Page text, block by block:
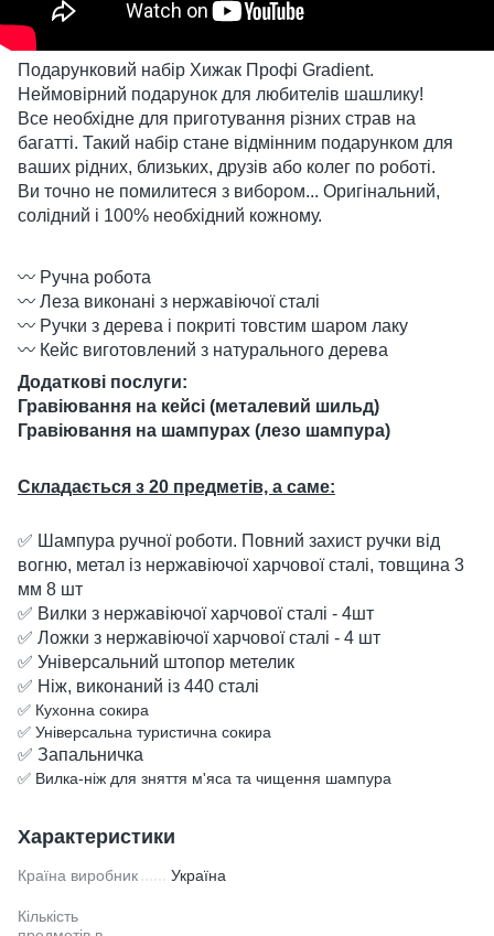
Подарунковий набір Хижак Профі Gradient.
Неймовірний подарунок для любителів шашлику!
Все необхідне для приготування різних страв на
багатті. Такий набір стане відмінним подарунком для
ваших рідних, близьких, друзів або колег по роботі.
Ви точно не помилитеся з вибором... Оригінальний,
солідний і 100% необхідний кожному.
〰️ Ручна робота
〰️ Леза виконані з нержавіючої сталі
〰️ Ручки з дерева і покриті товстим шаром лаку
〰️ Кейс виготовлений з натурального дерева
Додаткові послуги:
Гравіювання на кейсі (металевий шильд)
Гравіювання на шампурах (лезо шампура)
Складається з 20 предметів, а саме:
✅ Шампура ручної роботи. Повний захист ручки від
вогню, метал із нержавіючої харчової сталі, товщина 3
мм 8 шт
✅ Вилки з нержавіючої харчової сталі - 4шт
✅ Ложки з нержавіючої харчової сталі - 4 шт
✅ Універсальний штопор метелик
✅ Ніж, виконаний із 440 сталі
✅ Кухонна сокира
✅ Універсальна туристична сокира
✅ Запальничка
✅ Вилка-ніж для зняття м'яса та чищення шампура
Характеристики
Країна виробник Україна
Кількість